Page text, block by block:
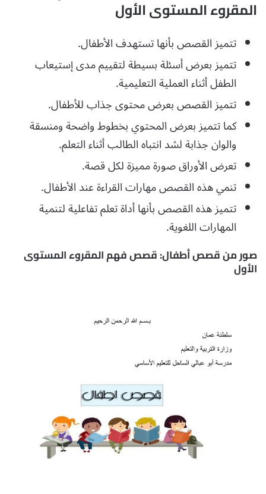
المقروء المستوى الأول
تتميز القصص بأنها تستهدف الأطفال.
تتميز بعرض أسئلة بسيطة لتقييم مدى إستيعاب
الطفل أثناء العملية التعليمية.
تتميز القصص بعرض محتوى جذاب للأطفال.
كما تتميز بعرض المحتوي بخطوط واضحة ومنسقة
والوان جذابة لشد انتباه الطالب أثناء التعلم.
تعرض الأوراق صورة مميزة لكل قصة.
تنمي هذه القصص مهارات القراءة عند الأطفال.
تتميز هذه القصص بأنها أداة تعلم تفاعلية لتنمية
المهارات اللغوية.
صور من قصص أطفال: قصص فهم المقروء المستوى
الأول